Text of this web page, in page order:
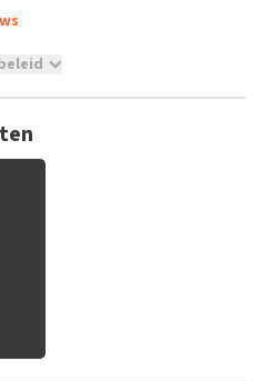
te laten als je geen
Reviews met
worden niet geplaatst.
een review wordt